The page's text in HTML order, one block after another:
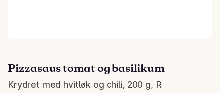
Pizzasaus tomat og basilikum
Krydret med hvitløk og chili, 200 g, R